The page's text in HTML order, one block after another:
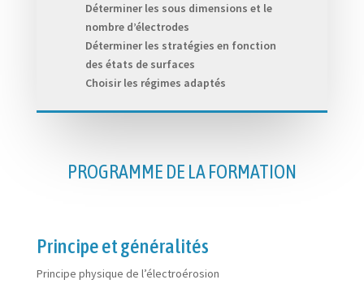
Déterminer les sous dimensions et le
nombre d’électrodes
Déterminer les stratégies en fonction
des états de surfaces
Choisir les régimes adaptés
PROGRAMME DE LA FORMATION
Principe et généralités
Principe physique de l’électroérosion